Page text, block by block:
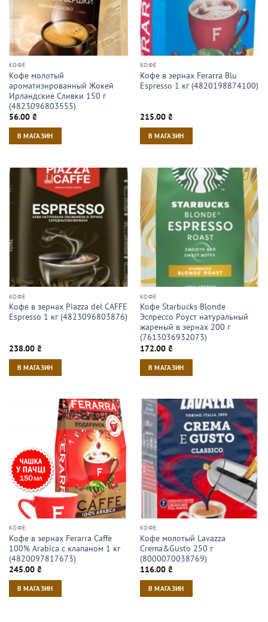
КОФЕ
Кофе молотый
ароматизированный Жокей
Ирландские Сливки 150 г
(4823096803555)
56.00 ₴
В МАГАЗИН
КОФЕ
Кофе в зернах Ferarra Blu
Espresso 1 кг (4820198874100)
215.00 ₴
В МАГАЗИН
КОФЕ
Кофе в зернах Piazza del CAFFE
Espresso 1 кг (4823096803876)
238.00 ₴
В МАГАЗИН
КОФЕ
Кофе Starbucks Blonde
Эспрессо Роуст натуральный
жареный в зернах 200 г
(7613036932073)
172.00 ₴
В МАГАЗИН
КОФЕ
Кофе в зернах Ferarra Caffe
100% Arabica с клапаном 1 кг
(4820097817673)
245.00 ₴
В МАГАЗИН
КОФЕ
Кофе молотый Lavazza
Crema&Gusto 250 г
(8000070038769)
116.00 ₴
В МАГАЗИН